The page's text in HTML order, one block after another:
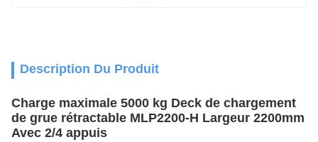
Description Du Produit
Charge maximale 5000 kg Deck de chargement
de grue rétractable MLP2200-H Largeur 2200mm
Avec 2/4 appuis